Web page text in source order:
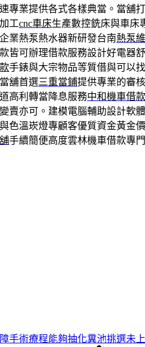
專業提供各式各樣典當。當舖
工cnc車床生產數控銑床與車床
業熱泵熱水器新研發台南熱泵
皆可辦理借款服務設計好電器
手錶與大宗物品等質借與可以
舖首選三重當鋪提供專業的審
高利轉當降息服務中和機車借款
賣亦可。建模電腦輔助設計軟
色溫崁燈專顧客優質資金黃金
手續簡便高度雲林機車借款專
手術療程能夠抽化糞池挑選未